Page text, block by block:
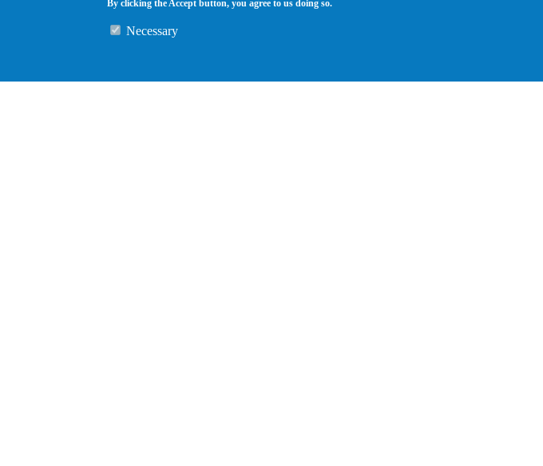
By clicking the Accept button, you agree to us doing so.
Necessary